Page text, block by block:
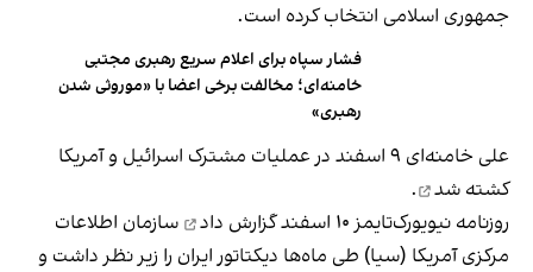
جمهوری اسلامی انتخاب کرده است.
فشار سپاه برای اعلام سریع رهبری مجتبی
خامنه‌ای؛ مخالفت‌ برخی اعضا با «موروثی شدن
رهبری»
علی خامنه‌ای ۹ اسفند در عملیات مشترک اسرائیل و آمریکا
کشته شد
.
روزنامه نیویورک‌تایمز ۱۰ اسفند
گزارش داد
سازمان اطلاعات
مرکزی آمریکا (سیا) طی ماه‌ها دیکتاتور ایران را زیر نظر داشت و